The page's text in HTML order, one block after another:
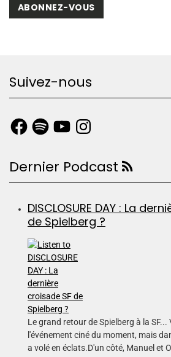
ABONNEZ-VOUS
Suivez-nous
Dernier Podcast
DISCLOSURE DAY : La
de Spielberg ?
Le grand retour de Spielberg à la SF...
l'événement ciné du moment, mais
a volé en éclats.D'un côté, Manuel et